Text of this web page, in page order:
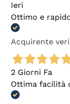
Ieri
Ottimo e
Acquirente
2 Giorni Fa
Ottima facilità